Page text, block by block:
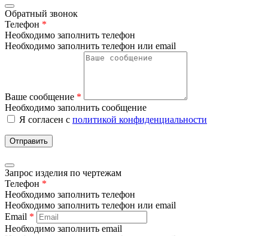
Обратный звонок
Телефон *
Необходимо заполнить телефон
Необходимо заполнить телефон или email
Ваше сообщение *
Необходимо заполнить сообщение
Я согласен с политикой конфиденциальности
Отправить
Запрос изделия по чертежам
Телефон *
Необходимо заполнить телефон
Необходимо заполнить телефон или email
Email *
Необходимо заполнить email